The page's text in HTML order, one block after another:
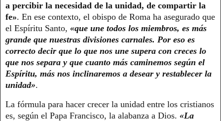
a percibir la necesidad de la unidad, de compartir la
fe». En ese contexto, el obispo de Roma ha asegurado que
el Espíritu Santo, «que une todos los miembros, es más
grande que nuestras divisiones carnales. Por eso es
correcto decir que lo que nos une supera con creces lo
que nos separa y que cuanto más caminemos según el
Espíritu, más nos inclinaremos a desear y restablecer la
unidad».
La fórmula para hacer crecer la unidad entre los cristianos
es, según el Papa Francisco, la alabanza a Dios. «La